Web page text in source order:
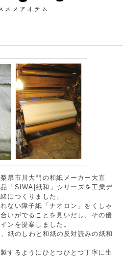
県市川大門の和紙メーカー大直
「SIWA|紙和」シリーズを工業デ
につくりました。
ない障子紙「ナオロン」をくしゃ
いがでることを見いだし、その優
ンを提案しました。
紙のしわと和紙の反対読みの紙和
するようにひとつひとつ丁寧に生